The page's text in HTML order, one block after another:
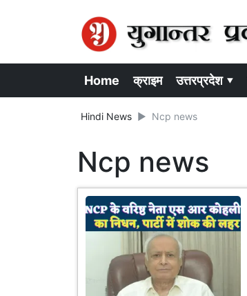
Home क्राइम उत्तरप्रदेश ▾
Hindi News Ncp news
Ncp news